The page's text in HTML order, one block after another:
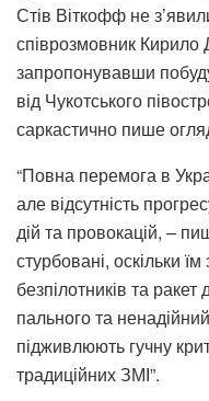
Стів Віткофф не
співрозмовник Кирило
запропонувавши
від Чукотського
саркастично пише
“Повна перемога в
але відсутність
дій та провокацій, –
стурбовані, оскільки
безпілотників та
пального та
підживлюють гучну
традиційних ЗМІ”.